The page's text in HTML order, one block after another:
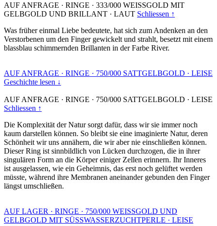
AUF ANFRAGE · RINGE · 333/000 WEISSGOLD MIT
GELBGOLD UND BRILLANT · LAUT Schliessen ↑
Was früher einmal Liebe bedeutete, hat sich zum Andenken an den
Verstorbenen um den Finger gewickelt und strahlt, besetzt mit einem
blassblau schimmernden Brillanten in der Farbe River.
AUF ANFRAGE · RINGE · 750/000 SATTGELBGOLD · LEISE
Geschichte lesen ↓
AUF ANFRAGE · RINGE · 750/000 SATTGELBGOLD · LEISE
Schliessen ↑
Die Komplexität der Natur sorgt dafür, dass wir sie immer noch
kaum darstellen können. So bleibt sie eine imaginierte Natur, deren
Schönheit wir uns annähern, die wir aber nie einschließen können.
Dieser Ring ist sinnbildlich von Lücken durchzogen, die in ihrer
singulären Form an die Körper einiger Zellen erinnern. Ihr Inneres
ist ausgelassen, wie ein Geheimnis, das erst noch gelüftet werden
müsste, während ihre Membranen aneinander gebunden den Finger
längst umschließen.
AUF LAGER · RINGE · 750/000 WEISSGOLD UND
GELBGOLD MIT SÜSSWASSERZUCHTPERLE · LEISE